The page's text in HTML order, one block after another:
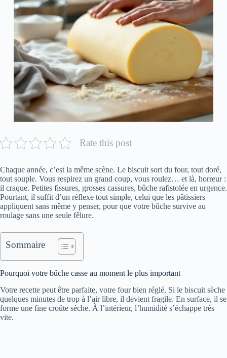
Rate this post
Chaque année, c’est la même scène. Le biscuit sort du four, tout doré,
tout souple. Vous respirez un grand coup, vous roulez… et là, horreur :
il craque. Petites fissures, grosses cassures, bûche rafistolée en urgence.
Pourtant, il suffit d’un réflexe tout simple, celui que les pâtissiers
appliquent sans même y penser, pour que votre bûche survive au
roulage sans une seule fêlure.
Sommaire
Pourquoi votre bûche casse au moment le plus important
Votre recette peut être parfaite, votre four bien réglé. Si le biscuit sèche
quelques minutes de trop à l’air libre, il devient fragile. En surface, il se
forme une fine croûte sèche. À l’intérieur, l’humidité s’échappe très
vite.